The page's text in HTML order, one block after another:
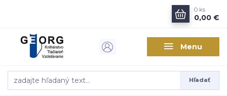
Menu
Hľadať
0 ks
0,00 €